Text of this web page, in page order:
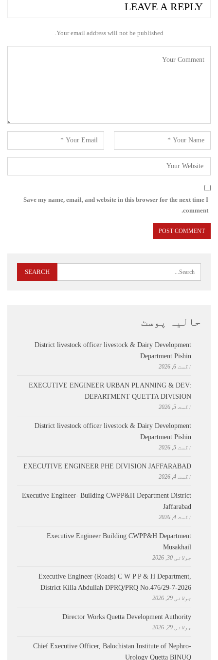
LEAVE A REPLY
Your email address will not be published.
Save my name, email, and website in this browser for the next time I
comment.
حالیہ پوسٹ
District livestock officer livestock & Dairy Development
Department Pishin
اگست 6, 2026
EXECUTIVE ENGINEER URBAN PLANNING & DEV:
DEPARTMENT QUETTA DIVISION
اگست 5, 2026
District livestock officer livestock & Dairy Development
Department Pishin
اگست 5, 2026
EXECUTIVE ENGINEER PHE DIVISION JAFFARABAD
اگست 4, 2026
Executive Engineer- Building CWPP&H Department District
Jaffarabad
اگست 4, 2026
Executive Engineer Building CWPP&H Department
Musakhail
جولائی 30, 2026
Executive Engineer (Roads) C W P P & H Department,
District Killa Abdullah ​DPRQ/PRQ No.476/29-7-2026
جولائی 29, 2026
Director Works Quetta Development Authority
جولائی 29, 2026
Chief Executive Officer, Balochistan Institute of Nephro-
Urology Quetta BINUQ